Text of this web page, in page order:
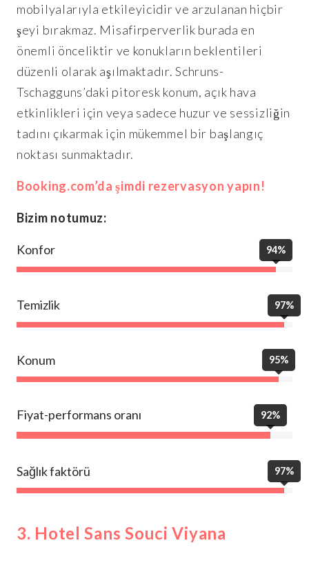
mobilyalarıyla etkileyicidir ve arzulanan hiçbir
şeyi bırakmaz. Misafirperverlik burada en
önemli önceliktir ve konukların beklentileri
düzenli olarak aşılmaktadır. Schruns-
Tschagguns’daki pitoresk konum, açık hava
etkinlikleri için veya sadece huzur ve sessizliğin
tadını çıkarmak için mükemmel bir başlangıç
noktası sunmaktadır.
Booking.com’da şimdi rezervasyon yapın!
Bizim notumuz:
Konfor 94%
Temizlik 97%
Konum 95%
Fiyat-performans oranı 92%
Sağlık faktörü 97%
3. Hotel Sans Souci Viyana